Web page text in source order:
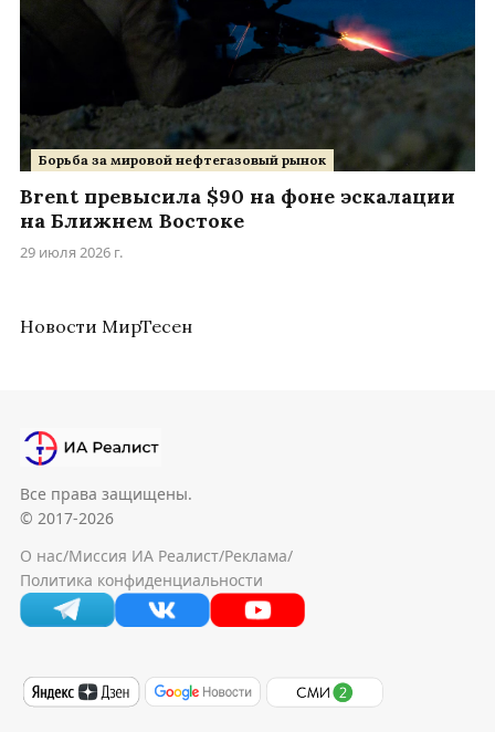
Борьба за мировой нефтегазовый рынок
Brent превысила $90 на фоне эскалации
на Ближнем Востоке
29 июля 2026 г.
Новости МирТесен
Все права защищены.
© 2017-2026
О нас/Миссия ИА Реалист/Реклама/
Политика конфиденциальности